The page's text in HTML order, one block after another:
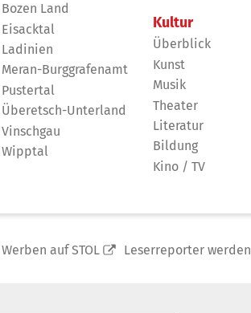
Bozen Land
Eisacktal
Ladinien
Meran-Burggrafenamt
Pustertal
Überetsch-Unterland
Vinschgau
Wipptal
Kultur
Überblick
Kunst
Musik
Theater
Literatur
Bildung
Kino / TV
Werben auf STOL Leserreporter werden